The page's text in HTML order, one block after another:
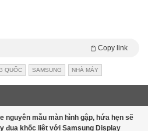
Copy link
QUỐC SAMSUNG NHÀ MÁY
nguyên mẫu màn hình gập, hứa hẹn sẽ
đua khốc liệt với Samsung Display